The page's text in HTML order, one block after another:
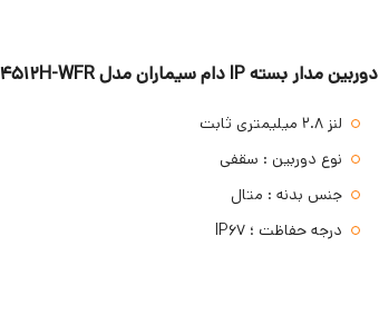
دوربین مدار بسته IP دام سیماران مدل SM-IP4512H-WFR
لنز ۲.۸ میلیمتری ثابت
نوع دوربین : سقفی
جنس بدنه : متال
درجه حفاظت ؛ IP67